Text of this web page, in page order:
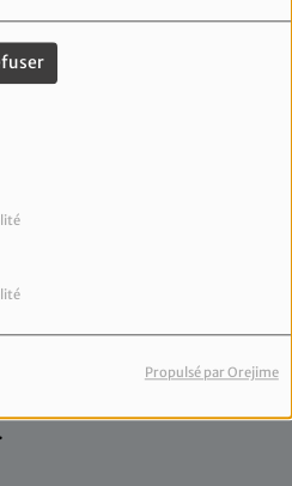
Propulsé par Orejime
sur l'actualité locale